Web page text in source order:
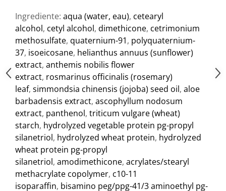
Ingrediente: aqua (water, eau), cetearyl
alcohol, cetyl alcohol, dimethicone, cetrimonium
methosulfate, quaternium-91, polyquaternium-
37, isoeicosane, helianthus annuus (sunflower)
extract, anthemis nobilis flower
extract, rosmarinus officinalis (rosemary)
leaf, simmondsia chinensis (jojoba) seed oil, aloe
barbadensis extract, ascophyllum nodosum
extract, panthenol, triticum vulgare (wheat)
starch, hydrolyzed vegetable protein pg-propyl
silanetriol, hydrolyzed wheat protein, hydrolyzed
wheat protein pg-propyl
silanetriol, amodimethicone, acrylates/stearyl
methacrylate copolymer, c10-11
isoparaffin, bisamino peg/ppg-41/3 aminoethyl pg-